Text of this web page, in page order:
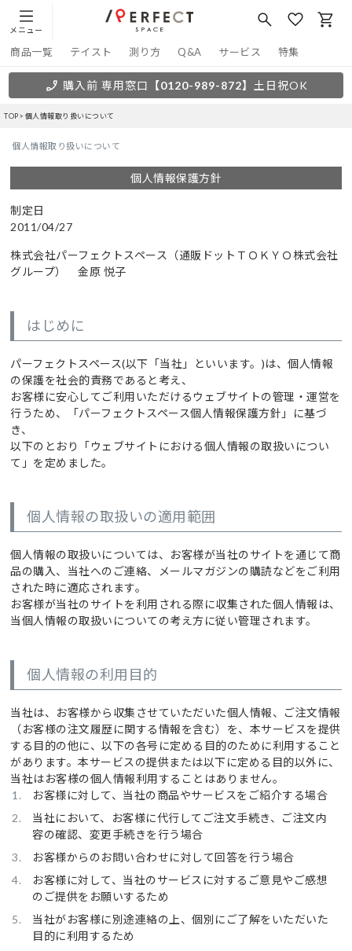
メニュー
商品一覧 テイスト 測り方 Q&A サービス 特集
購入前 専用窓口 【0120-989-872】 土日祝OK
TOP 個人情報取り扱いについて
個人情報取り扱いについて
個人情報保護方針
制定日
2011/04/27
株式会社パーフェクトスペース（通販ドットＴＯＫＹＯ株式会社
グループ） 金原 悦子
はじめに
パーフェクトスペース(以下「当社」といいます。)は、個人情報
の保護を社会的責務であると考え、
お客様に安心してご利用いただけるウェブサイトの管理・運営を
行うため、「パーフェクトスペース個人情報保護方針」に基づ
き、
以下のとおり「ウェブサイトにおける個人情報の取扱いについ
て」を定めました。
個人情報の取扱いの適用範囲
個人情報の取扱いについては、お客様が当社のサイトを通じて商
品の購入、当社へのご連絡、メールマガジンの購読などをご利用
された時に適応されます。
お客様が当社のサイトを利用される際に収集された個人情報は、
当個人情報の取扱いについての考え方に従い管理されます。
個人情報の利用目的
当社は、お客様から収集させていただいた個人情報、ご注文情報
（お客様の注文履歴に関する情報を含む）を、本サービスを提供
する目的の他に、以下の各号に定める目的のために利用すること
があります。本サービスの提供または以下に定める目的以外に、
当社はお客様の個人情報利用することはありません。
お客様に対して、当社の商品やサービスをご紹介する場合
当社において、お客様に代行してご注文手続き、ご注文内
容の確認、変更手続きを行う場合
お客様からのお問い合わせに対して回答を行う場合
お客様に対して、当社のサービスに対するご意見やご感想
のご提供をお願いするため
当社がお客様に別途連絡の上、個別にご了解をいただいた
目的に利用するため